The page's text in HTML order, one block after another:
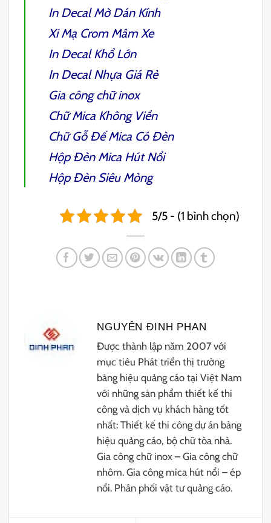
In Decal MờDán Kính
Xi Mạ Crom Mâm Xe
In Decal Khổ Lớn
In Decal NhựaGiá Rẻ
Gia công chữ inox
Chữ Mica Không Viền
Chữ Gỗ Đế Mica Có Đèn
Hộp Đèn Mica Hút Nổi
Hộp Đèn Siêu Mỏng
5/5 - (1 bình chọn)
NGUYÊN ĐINH PHAN
Được thành lập năm 2007 với
mục tiêu Phát triển thị trường
bảng hiệu quảng cáo tại Việt Nam
với những sản phẩm thiết kế thi
công và dịch vụ khách hàng tốt
nhất: Thiết kế thi công dự án bảng
hiệu quảng cáo, bộ chữ tòa nhà.
Gia công chữ inox – Gia công chữ
nhôm. Gia công mica hút nổi – ép
nổi. Phân phối vật tư quảng cáo.